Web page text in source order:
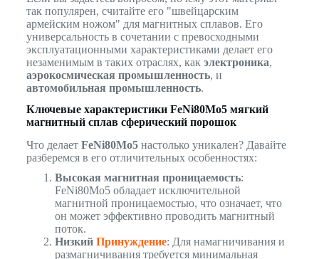
так популярен, считайте его "швейцарским
армейским ножом" для магнитных сплавов. Его
универсальность в сочетании с превосходными
эксплуатационными характеристиками делает его
незаменимым в таких отраслях, как электроника,
аэрокосмическая промышленность, и
автомобильная промышленность.
Ключевые характеристики FeNi80Mo5 мягкий
магнитный сплав сферический порошок
Что делает FeNi80Mo5настолько уникален? Давайте
разберемся в его отличительных особенностях:
Высокая магнитная проницаемость:
FeNi80Mo5 обладает исключительной
магнитной проницаемостью, что означает, что
он может эффективно проводить магнитный
поток.
Низкий Принуждение: Для намагничивания и
размагничивания требуется минимальная